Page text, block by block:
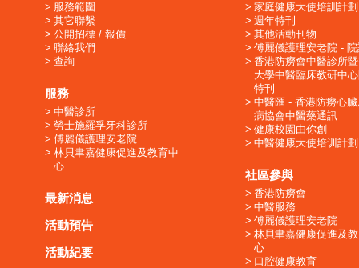
服務範圍
其它聯繫
公開招標 / 報價
聯絡我們
查詢
服務
中醫診所
勞士施羅孚牙科診所
傅麗儀護理安老院
林貝聿嘉健康促進及教育中
心
最新消息
活動預告
活動紀要
家庭健康大使培訓計劃
週年特刊
其他活動刊物
傅麗儀護理安老院 -
香港防癆會中醫診所
大學中醫臨床教研中
特刊
中醫匯 - 香港防癆心
病協會中醫藥通訊
健康校園由你創
中醫健康大使培训計劃
社區參與
香港防癆會
中醫服務
傅麗儀護理安老院
林貝聿嘉健康促進及
心
口腔健康教育